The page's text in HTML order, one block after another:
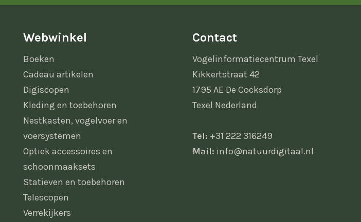
Webwinkel
Boeken
Cadeau artikelen
Digiscopen
Kleding en toebehoren
Nestkasten, vogelvoer en
voersystemen
Optiek accessoires en
schoonmaaksets
Statieven en toebehoren
Telescopen
Verrekijkers
Contact
Vogelinformatiecentrum Texel
Kikkertstraat 42
1795 AE De Cocksdorp
Texel Nederland
Tel: +31 222 316249
Mail: info@natuurdigitaal.nl